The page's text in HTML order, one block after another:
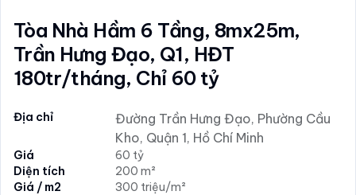
Tòa Nhà Hầm 6 Tầng, 8mx25m,
Trần Hưng Đạo, Q1, HĐT
180tr/tháng, Chỉ 60 tỷ
Địa chỉ
Đường Trần Hưng Đạo, Phường Cầu
Kho, Quận 1, Hồ Chí Minh
Giá
60 tỷ
Diện tích
200 m²
Giá / m2
300 triệu/m²